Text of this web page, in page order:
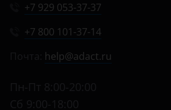
+7 929 053-37-37
+7 800 101-37-14
help@adact.ru